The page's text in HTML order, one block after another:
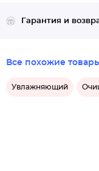
Гарантия и
Все похожие
Увлажняющий